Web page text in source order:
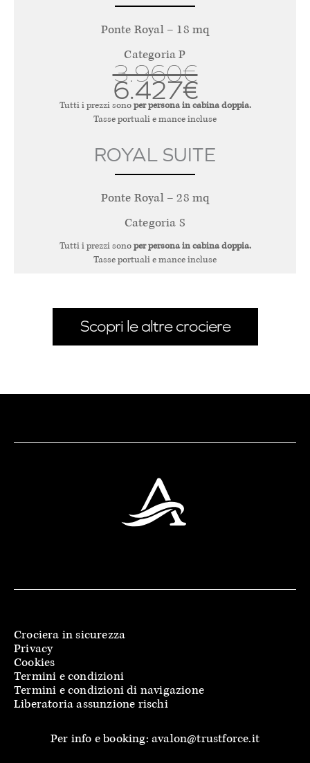
Ponte Royal – 18 mq
Categoria P
3.960€
6.427€
Tutti i prezzi sonoper persona in cabina doppia.
Tasse portuali e mance incluse
ROYAL SUITE
Ponte Royal – 28 mq
Categoria S
Tutti i prezzi sonoper persona in cabina doppia.
Tasse portuali e mance incluse
Scopri le altre crociere
Crociera in sicurezza
Privacy
Cookies
Termini e condizioni
Termini e condizioni di navigazione
Liberatoria assunzione rischi
Per info e booking: avalon@trustforce.it